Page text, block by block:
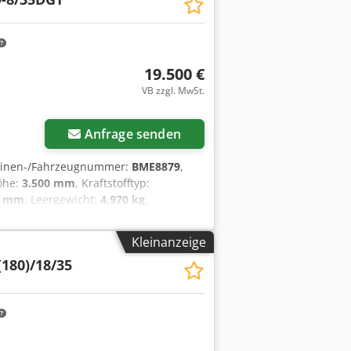
19.500 €
VB zzgl. MwSt.
Anfrage senden
Fahrzeugnummer: BME8879,
3.500 mm, Kraftstofftyp:
mm, Leergewicht: 4.970 kg,
Aqqja Gabeldicke: 45 mm Masttyp:
gut Bereifung vorne Typ:
40 - 60% Bereifung hinten Typ:
40 - 60% Batterie Volt: 48V
diesem FABRIKAT - MODELL
& Terminaltraktoren in
Forklifts. Leasing, Mietkauf &
kaufen wir auch Ihren
Kleinanzeige
18/35